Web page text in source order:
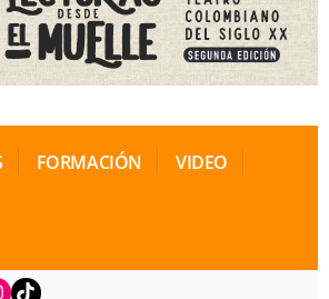
FORMACIÓN VIDEO
TikTok